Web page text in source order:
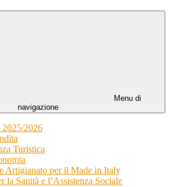
Menu di
navigazione
2026
Turistica
Artigianato per il Made in Italy
la Sanità e l’Assistenza Sociale